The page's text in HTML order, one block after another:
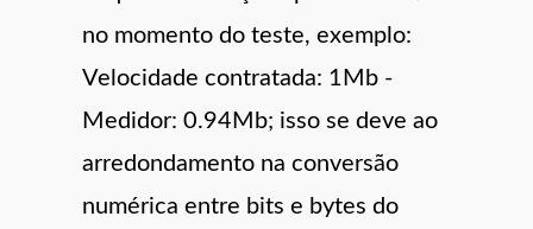
no momento do teste, exemplo:
Velocidade contratada: 1Mb -
Medidor: 0.94Mb; isso se deve ao
arredondamento na conversão
numérica entre bits e bytes do